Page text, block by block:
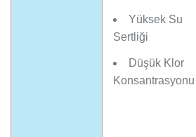
Yüksek Su
Sertliği
Düşük Klor
Konsantrasyonu